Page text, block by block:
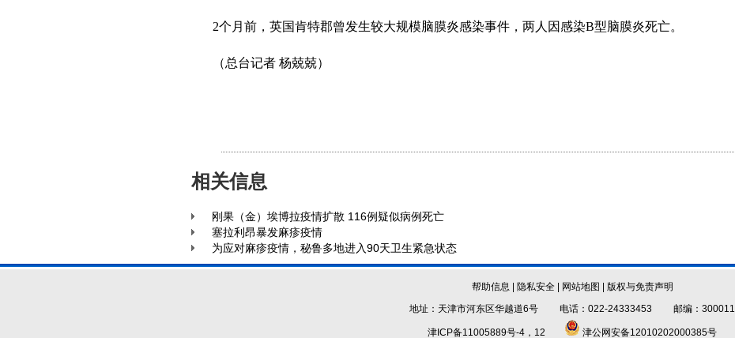
2个月前，英国肯特郡曾发生较大规模脑膜炎感染事件，两人因感染B型脑膜炎死亡。
（总台记者 杨兢兢）
相关信息
刚果（金）埃博拉疫情扩散 116例疑似病例死亡
塞拉利昂暴发麻疹疫情
为应对麻疹疫情，秘鲁多地进入90天卫生紧急状态
帮助信息 隐私安全| 网站地图
版权与免责声明
地址：天津市河东区华越道6号 电话：022-24333453 邮编：300011
津ICP备11005889号-4，12 津公网安备12010202000385号